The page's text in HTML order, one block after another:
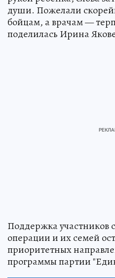
души. Пожелали
бойцам, а врачам —
поделилась Ирина
Поддержка участников
операции и их семей
приоритетных
программы партии